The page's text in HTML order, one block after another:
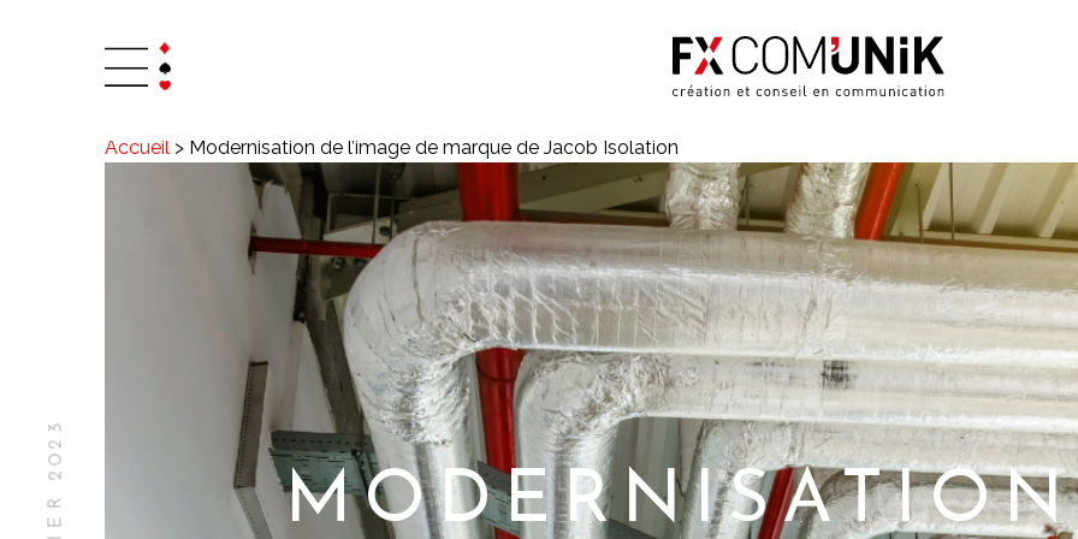
Accueil > Modernisation de l’image de marque de Jacob Isolation